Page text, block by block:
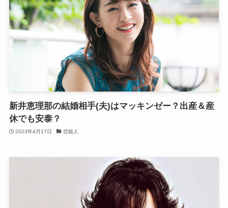
新井恵理那の結婚相手(夫)はマッキンゼー？出産＆産
休でも安泰？
2023年4月17日 芸能人